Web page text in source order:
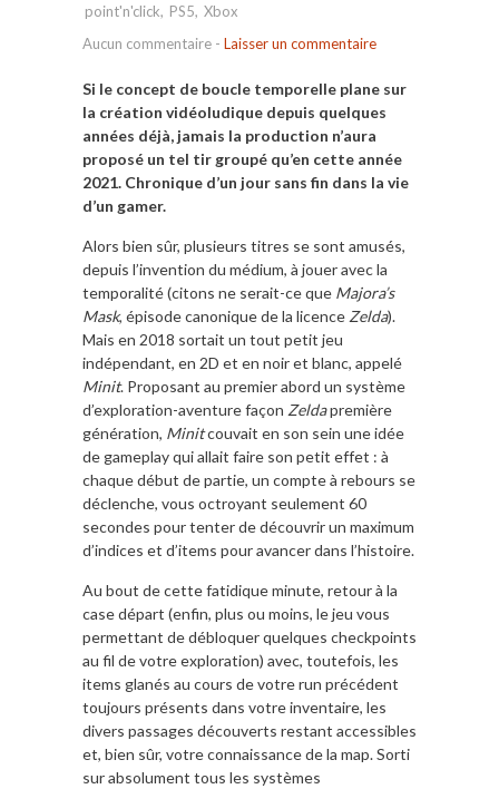
point'n'click, PS5, Xbox
Aucun commentaire - Laisser un commentaire
Si le concept de boucle temporelle plane sur
la création vidéoludique depuis quelques
années déjà, jamais la production n’aura
proposé un tel tir groupé qu’en cette année
2021. Chronique d’un jour sans fin dans la vie
d’un gamer.
Alors bien sûr, plusieurs titres se sont amusés,
depuis l’invention du médium, à jouer avec la
temporalité (citons ne serait-ce que Majora’s
Mask, épisode canonique de la licence Zelda).
Mais en 2018 sortait un tout petit jeu
indépendant, en 2D et en noir et blanc, appelé
Minit. Proposant au premier abord un système
d’exploration-aventure façon Zeldapremière
génération, Minitcouvait en son sein une idée
de gameplay qui allait faire son petit effet : à
chaque début de partie, un compte à rebours se
déclenche, vous octroyant seulement 60
secondes pour tenter de découvrir un maximum
d’indices et d’items pour avancer dans l’histoire.
Au bout de cette fatidique minute, retour à la
case départ (enfin, plus ou moins, le jeu vous
permettant de débloquer quelques checkpoints
au fil de votre exploration) avec, toutefois, les
items glanés au cours de votre run précédent
toujours présents dans votre inventaire, les
divers passages découverts restant accessibles
et, bien sûr, votre connaissance de la map. Sorti
sur absolument tous les systèmes